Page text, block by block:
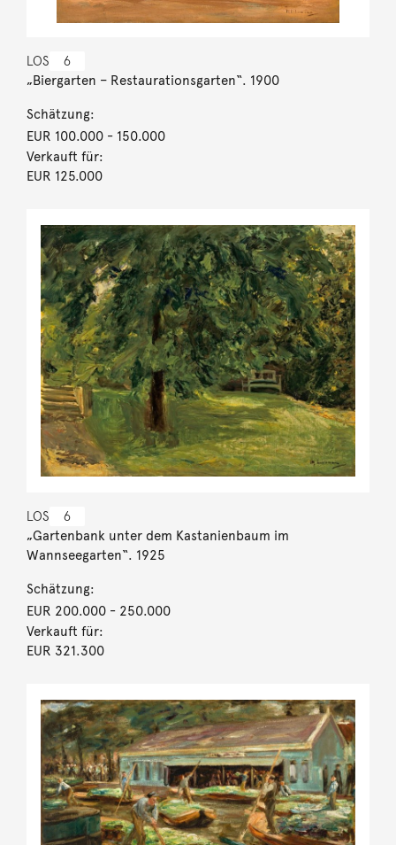
LOS 6
„Biergarten – Restaurationsgarten“. 1900
Schätzung:
EUR 100.000- 150.000
Verkauft für:
EUR 125.000
LOS 6
„Gartenbank unter dem Kastanienbaum im
Wannseegarten“. 1925
Schätzung:
EUR 200.000- 250.000
Verkauft für:
EUR 321.300